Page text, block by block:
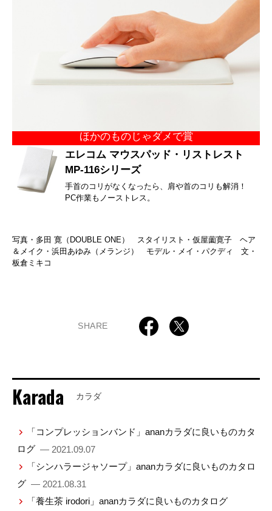
ほかのものじゃダメで賞
エレコム マウスパッド・リストレスト
MP-116シリーズ
手首のコリがなくなったら、肩や首のコリも解消！
PC作業もノーストレス。
写真・多田 寛（DOUBLE ONE） スタイリスト・仮屋薗寛子 ヘア
＆メイク・浜田あゆみ（メランジ） モデル・メイ・パクディ 文・
板倉ミキコ
SHARE
Karada カラダ
「コンプレッションバンド」ananカラダに良いものカタ
ログ — 2021.09.07
「シンハラージャソープ」ananカラダに良いものカタロ
グ — 2021.08.31
「養生茶 irodori」ananカラダに良いものカタログ